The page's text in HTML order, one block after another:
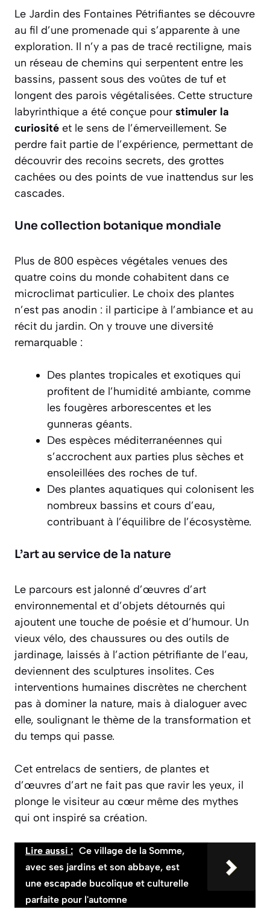
Le Jardin des Fontaines Pétrifiantes se découvre
au fil d’une promenade qui s’apparente à une
exploration. Il n’y a pas de tracé rectiligne, mais
un réseau de chemins qui serpentent entre les
bassins, passent sous des voûtes de tuf et
longent des parois végétalisées. Cette structure
labyrinthique a été conçue pour stimuler la
curiosité et le sens de l’émerveillement. Se
perdre fait partie de l’expérience, permettant de
découvrir des recoins secrets, des grottes
cachées ou des points de vue inattendus sur les
cascades.
Une collection botanique mondiale
Plus de 800 espèces végétales venues des
quatre coins du monde cohabitent dans ce
microclimat particulier. Le choix des plantes
n’est pas anodin : il participe à l’ambiance et au
récit du jardin. On y trouve une diversité
remarquable :
Des plantes tropicales et exotiques qui
profitent de l’humidité ambiante, comme
les fougères arborescentes et les
gunneras géants.
Des espèces méditerranéennes qui
s’accrochent aux parties plus sèches et
ensoleillées des roches de tuf.
Des plantes aquatiques qui colonisent les
nombreux bassins et cours d’eau,
contribuant à l’équilibre de l’écosystème.
L’art au service de la nature
Le parcours est jalonné d’œuvres d’art
environnemental et d’objets détournés qui
ajoutent une touche de poésie et d’humour. Un
vieux vélo, des chaussures ou des outils de
jardinage, laissés à l’action pétrifiante de l’eau,
deviennent des sculptures insolites. Ces
interventions humaines discrètes ne cherchent
pas à dominer la nature, mais à dialoguer avec
elle, soulignant le thème de la transformation et
du temps qui passe.
Cet entrelacs de sentiers, de plantes et
d’œuvres d’art ne fait pas que ravir les yeux, il
plonge le visiteur au cœur même des mythes
qui ont inspiré sa création.
Lire aussi : Ce village de la Somme,
avec ses jardins et son abbaye, est
une escapade bucolique et culturelle
parfaite pour l'automne